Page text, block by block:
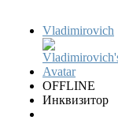
Vladimirovich
OFFLINE
Инквизитор